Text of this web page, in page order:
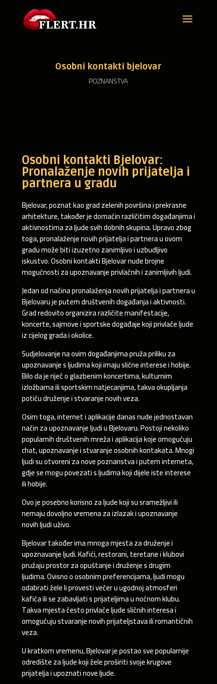
Osobni kontakti bjelovar
POZNANSTVA
Osobni kontakti Bjelovar:
Pronalaženje novih prijatelja i
partnera u gradu
Bjelovar, poznat kao grad zelenih površina i prekrasne
arhitekture, također je domaćin različitim događanjima i
aktivnostima za ljude svih dobnih skupina. Upravo zbog
toga, pronalaženje novih prijatelja i partnera u ovom
gradu može biti izuzetno zanimljivo i uzbudljivo
iskustvo. Osobni kontakti Bjelovar nude brojne
mogućnosti za upoznavanje privlačnih i zanimljivih ljudi.
Jedan od načina pronalaženja novih prijatelja i partnera u
Bjelovaru je putem društvenih događanja i aktivnosti.
Grad redovito organizira različite manifestacije,
koncerte, sajmove i sportske događaje koji privlače ljude
iz cijelog grada i okolice.
Sudjelovanje na ovim događanjima pruža priliku za
upoznavanje s ljudima koji imaju slične interese i hobije.
Bilo da je riječ o glazbenim koncertima, kulturnim
izložbama ili sportskim natjecanjima, takva okupljanja
potiču druženje i stvaranje novih veza.
Osim toga, internet i aplikacije danas nude jednostavan
način za upoznavanje ljudi u Bjelovaru. Postoji nekoliko
popularnih društvenih mreža i aplikacija koje omogućuju
chat, upoznavanje i stvaranje osobnih kontakata. Mnogi
ljudi su otvoreni za nove poznanstva i putem interneta,
gdje se mogu povezati s ljudima koji dijele iste interese
ili hobije.
Ovo je posebno korisno za ljude koji su sramežljivi ili
nemaju dovoljno vremena za izlazak i upoznavanje
novih ljudi uživo.
Bjelovar također ima mnoga mjesta za druženje i
upoznavanje ljudi. Kafići, restorani, teretane i klubovi
pružaju prostor za opuštanje i druženje s drugim
ljudima. Ovisno o osobnim preferencijama, ljudi mogu
odabrati žele li provesti večer u ugodnoj atmosferi
kafića ili se zabavljati s prijateljima u noćnom klubu.
Takva mjesta često privlače ljude sličnih interesa i
omogućuju stvaranje novih prijateljstava ili romantičnih
veza.
U kratkom vremenu, Bjelovar je postao sve popularnije
odredište za ljude koji žele proširiti svoje krugove
prijatelja i upoznati nove ljude.